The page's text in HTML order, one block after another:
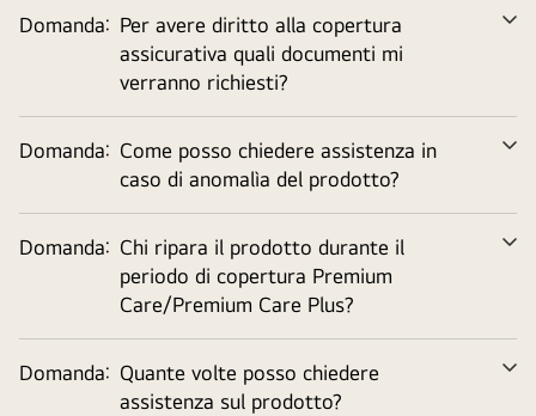
Domanda: Per avere diritto alla copertura
assicurativa quali documenti mi
verranno richiesti?
Domanda: Come posso chiedere assistenza in
caso di anomalìa del prodotto?
Domanda: Chi ripara il prodotto durante il
periodo di copertura Premium
Care/Premium Care Plus?
Domanda: Quante volte posso chiedere
assistenza sul prodotto?